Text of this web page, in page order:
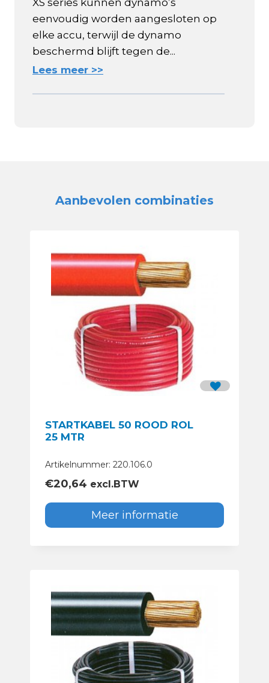
XS series kunnen dynamo’s
eenvoudig worden aangesloten op
elke accu, terwijl de dynamo
beschermd blijft tegen de...
Lees meer >>
Aanbevolen combinaties
STARTKABEL 50 ROOD ROL
25 MTR
Artikelnummer: 220.106.0
€20,64 excl.BTW
Meer informatie